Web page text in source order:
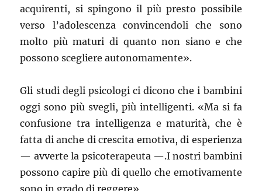
acquirenti, si spingono il più presto possibile
verso l’adolescenza convincendoli che sono
molto più maturi di quanto non siano e che
possono scegliere autonomamente».
Gli studi degli psicologi ci dicono che i bambini
oggi sono più svegli, più intelligenti. «Ma si fa
confusione tra intelligenza e maturità, che è
fatta di anche di crescita emotiva, di esperienza
— avverte la psicoterapeuta —.I nostri bambini
possono capire più di quello che emotivamente